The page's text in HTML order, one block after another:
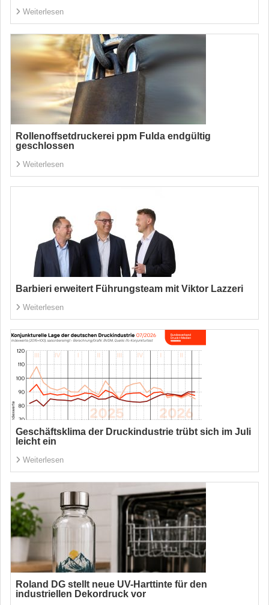
Weiterlesen
Rollenoffsetdruckerei ppm Fulda endgültig
geschlossen
Weiterlesen
Barbieri erweitert Führungsteam mit Viktor Lazzeri
Weiterlesen
Geschäftsklima der Druckindustrie trübt sich im Juli
leicht ein
Weiterlesen
Roland DG stellt neue UV-Harttinte für den
industriellen Dekordruck vor